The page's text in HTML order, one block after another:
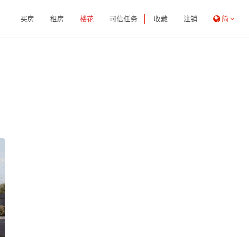
买房 租房 楼花 可信任务 收藏 注销 简